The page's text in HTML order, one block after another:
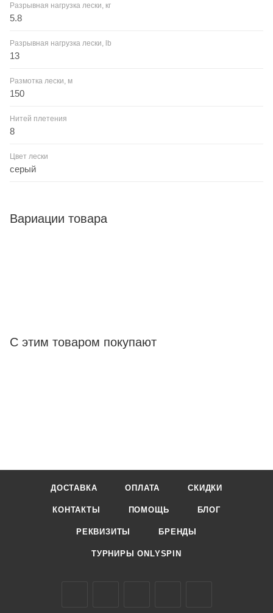
Разрывная нагрузка лески, кг
5.8
Разрывная нагрузка лески, lb
13
Размотка лески, м
150
Нитей плетения
8
Цвет лески
серый
Вариации товара
С этим товаром покупают
ДОСТАВКА ОПЛАТА СКИДКИ
КОНТАКТЫ ПОМОЩЬ БЛОГ
РЕКВИЗИТЫ БРЕНДЫ
ТУРНИРЫ ONLYSPIN